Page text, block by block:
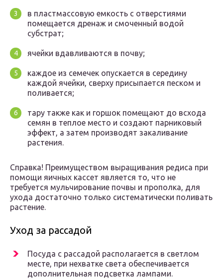
в пластмассовую емкость с отверстиями
помещается дренаж и смоченный водой
субстрат;
ячейки вдавливаются в почву;
каждое из семечек опускается в середину
каждой ячейки, сверху присыпается песком и
поливается;
тару также как и горшок помещают до всхода
семян в теплое место и создают парниковый
эффект, а затем производят закаливание
растения.
Справка! Преимуществом выращивания редиса при
помощи яичных кассет является то, что не
требуется мульчирование почвы и прополка, для
ухода достаточно только систематически поливать
растение.
Уход за рассадой
Посуда с рассадой располагается в светлом
месте, при нехватке света обеспечивается
дополнительная подсветка лампами.